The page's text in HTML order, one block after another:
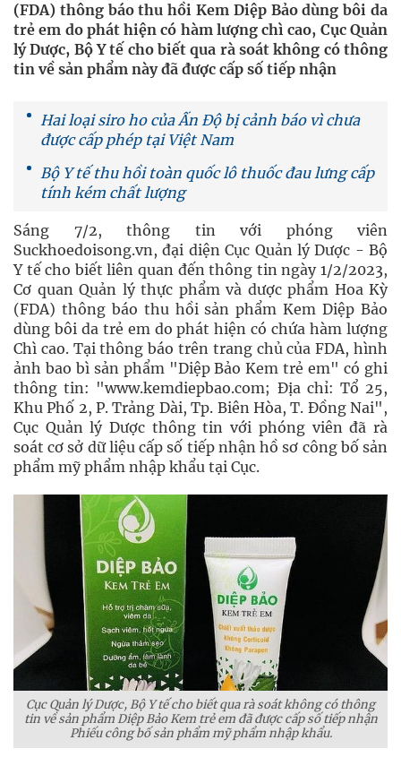
(FDA) thông báo thu hồi Kem Diệp Bảo dùng bôi da
trẻ em do phát hiện có hàm lượng chì cao, Cục Quản
lý Dược, Bộ Y tế cho biết qua rà soát không có thông
tin về sản phẩm này đã được cấp số tiếp nhận
Hai loại siro ho của Ấn Độ bị cảnh báo vì chưa
được cấp phép tại Việt Nam
Bộ Y tế thu hồi toàn quốc lô thuốc đau lưng cấp
tính kém chất lượng
Sáng 7/2, thông tin với phóng viên
Suckhoedoisong.vn, đại diện Cục Quản lý Dược - Bộ
Y tế cho biết liên quan đến thông tin ngày 1/2/2023,
Cơ quan Quản lý thực phẩm và dược phẩm Hoa Kỳ
(FDA) thông báo thu hồi sản phẩm Kem Diệp Bảo
dùng bôi da trẻ em do phát hiện có chứa hàm lượng
Chì cao. Tại thông báo trên trang chủ của FDA, hình
ảnh bao bì sản phẩm "Diệp Bảo Kem trẻ em" có ghi
thông tin: "www.kemdiepbao.com; Địa chỉ: Tổ 25,
Khu Phố 2, P. Trảng Dài, Tp. Biên Hòa, T. Đồng Nai",
Cục Quản lý Dược thông tin với phóng viên đã rà
soát cơ sở dữ liệu cấp số tiếp nhận hồ sơ công bố sản
phẩm mỹ phẩm nhập khẩu tại Cục.
Cục Quản lý Dược, Bộ Y tế cho biết qua rà soát không có thông
tin về sản phẩm Diệp Bảo Kem trẻ em đã được cấp số tiếp nhận
Phiếu công bố sản phẩm mỹ phẩm nhập khẩu.